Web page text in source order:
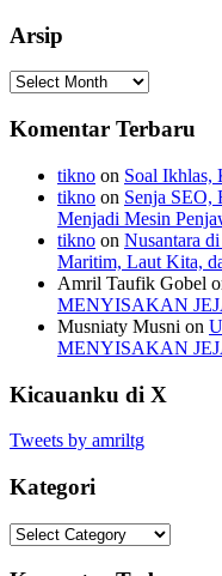
Arsip
Arsip
Komentar Terbaru
tikno on Soal Ikhlas,
tikno on Senja SEO,
Menjadi Mesin
tikno on Nusantara
Maritim, Laut Kita,
Amril Taufik Gobel
MENYISAKAN
Musniaty Musni on
MENYISAKAN
Kicauanku di X
Tweets by amriltg
Kategori
Kategori